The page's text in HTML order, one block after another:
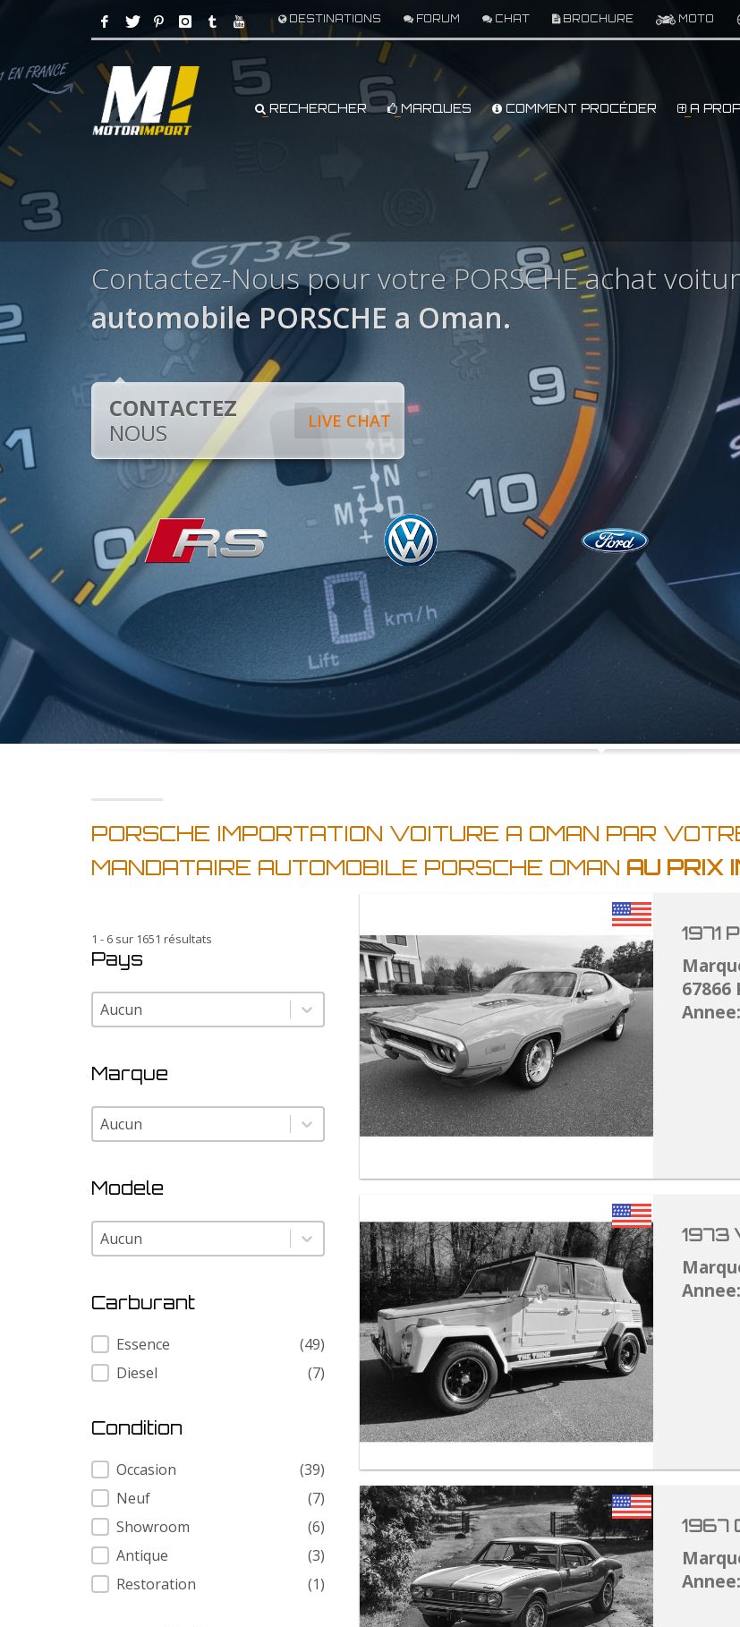
DESTINATIONS FORUM CHAT BROCHURE MOTO
RECHERCHER MARQUES COMMENT PROCÉDER A
Contactez-Nous pour votre PORSCHE achat
automobile PORSCHE a Oman.
LIVE CHAT
CONTACTEZ
NOUS
PORSCHE IMPORTATION VOITURE A OMAN PAR
MANDATAIRE AUTOMOBILE PORSCHE OMAN AU PRIX
1 - 6 sur 1651 résultats
Pays
Pays
Pays
Marque
Marque
Marque
Modele
Modele
Modele
Carburant
Carburant
Essence
(49)
Diesel
(7)
Condition
Condition
Occasion
(39)
Neuf
(7)
Showroom
(6)
Antique
(3)
Restoration
(1)
1971
67866
1973
1967